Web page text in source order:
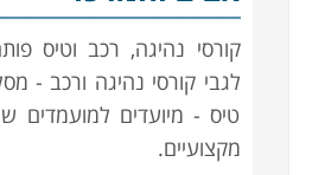
קורסי נהיגה, רכב וטיס
לגבי קורסי נהיגה ורכב -
טיס - מיועדים למועמדים
מקצועיים.